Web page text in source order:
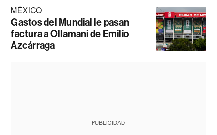
MÉXICO
Gastos del Mundial le pasan
factura a Ollamani de Emilio
Azcárraga
PUBLICIDAD